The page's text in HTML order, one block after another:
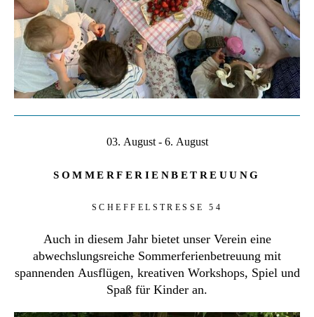
03. August - 6. August
SOMMERFERIENBETREUUNG
SCHEFFELSTRESSE 54
Auch in diesem Jahr bietet unser Verein eine
abwechslungsreiche Sommerferienbetreuung mit
spannenden Ausflügen, kreativen Workshops, Spiel und
Spaß für Kinder an.